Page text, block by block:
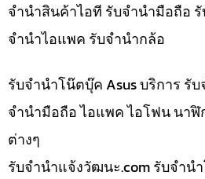
จำนำสินค้าไอที รับจำนำมือถือ
จำนำไอแพค รับจำนำกล้อ
รับจำนำโน๊ตบุ๊ค Asus บริการ รั
จำนำมือถือ ไอแพค ไอโฟน นา
ต่างๆ
รับจํานําแจ้งวัฒนะ.com รับจำน